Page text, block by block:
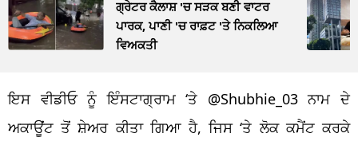
ਗ੍ਰੇਟਰ ਕੈਲਾਸ਼ 'ਚ ਸੜਕ ਬਣੀ ਵਾਟਰ
ਪਾਰਕ, ਪਾਣੀ 'ਚ ਰਾਫ਼ਟ 'ਤੇ ਨਿਕਲਿਆ
ਵਿਅਕਤੀ
ਇਸ ਵੀਡੀਓ ਨੂੰ ਇੰਸਟਾਗ੍ਰਾਮ ‘ਤੇ @Shubhie_03 ਨਾਮ ਦੇ
ਅਕਾਊਂਟ ਤੋਂ ਸ਼ੇਅਰ ਕੀਤਾ ਗਿਆ ਹੈ, ਜਿਸ ‘ਤੇ ਲੋਕ ਕਮੈਂਟ ਕਰਕੇ